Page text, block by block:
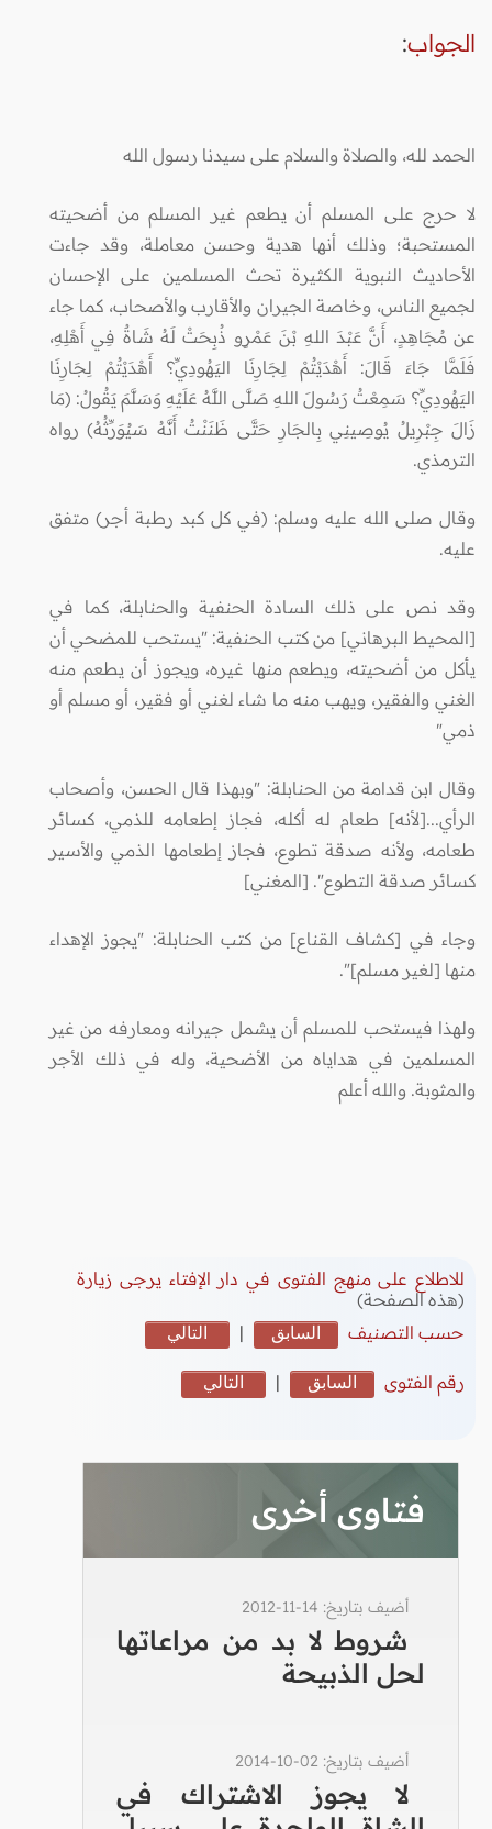
الجواب:
الحمد لله، والصلاة والسلام على سيدنا رسول الله
لا حرج على المسلم أن يطعم غير المسلم من أضحيته
المستحبة؛ وذلك أنها هدية وحسن معاملة، وقد جاءت
الأحاديث النبوية الكثيرة تحث المسلمين على الإحسان
لجميع الناس، وخاصة الجيران والأقارب والأصحاب، كما جاء
عن مُجَاهِدٍ، أَنَّ عَبْدَ اللهِ بْنَ عَمْرٍو ذُبِحَتْ لَهُ شَاةٌ فِي أَهْلِهِ،
فَلَمَّا جَاءَ قَالَ: أَهْدَيْتُمْ لِجَارِنَا اليَهُودِيِّ؟ أَهْدَيْتُمْ لِجَارِنَا
اليَهُودِيِّ؟ سَمِعْتُ رَسُولَ اللهِ صَلَّى اللَّهُ عَلَيْهِ وَسَلَّمَ يَقُولُ: (مَا
زَالَ جِبْرِيلُ يُوصِينِي بِالجَارِ حَتَّى ظَنَنْتُ أَنَّهُ سَيُوَرِّثُهُ) رواه
الترمذي.
وقال صلى الله عليه وسلم: (في كل كبد رطبة أجر) متفق
عليه.
وقد نص على ذلك السادة الحنفية والحنابلة، كما في
[المحيط البرهاني] من كتب الحنفية: "يستحب للمضحي أن
يأكل من أضحيته، ويطعم منها غيره، ويجوز أن يطعم منه
الغني والفقير، ويهب منه ما شاء لغني أو فقير، أو مسلم أو
ذمي"
وقال ابن قدامة من الحنابلة: "وبهذا قال الحسن، وأصحاب
الرأي...[لأنه] طعام له أكله، فجاز إطعامه للذمي، كسائر
طعامه، ولأنه صدقة تطوع، فجاز إطعامها الذمي والأسير
كسائر صدقة التطوع". [المغني]
وجاء في [كشاف القناع] من كتب الحنابلة: "يجوز الإهداء
منها [لغير مسلم]".
ولهذا فيستحب للمسلم أن يشمل جيرانه ومعارفه من غير
المسلمين في هداياه من الأضحية، وله في ذلك الأجر
والمثوبة. والله أعلم
للاطلاع على منهج الفتوى في دار الإفتاء يرجى زيارة
(هذه الصفحة)
حسب التصنيف
السابق | التالي
رقم الفتوى السابق | التالي
فتاوى أخرى
أضيف بتاريخ: 14-11-2012
شروط لا بد من مراعاتها
لحل الذبيحة
أضيف بتاريخ: 02-10-2014
لا يجوز الاشتراك في